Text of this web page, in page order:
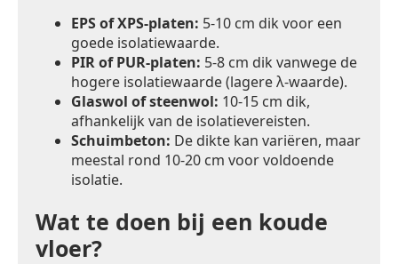
EPS of XPS-platen: 5-10 cm dik voor een
goede isolatiewaarde.
PIR of PUR-platen: 5-8 cm dik vanwege de
hogere isolatiewaarde (lagere λ-waarde).
Glaswol of steenwol: 10-15 cm dik,
afhankelijk van de isolatievereisten.
Schuimbeton: De dikte kan variëren, maar
meestal rond 10-20 cm voor voldoende
isolatie.
Wat te doen bij een koude
vloer?